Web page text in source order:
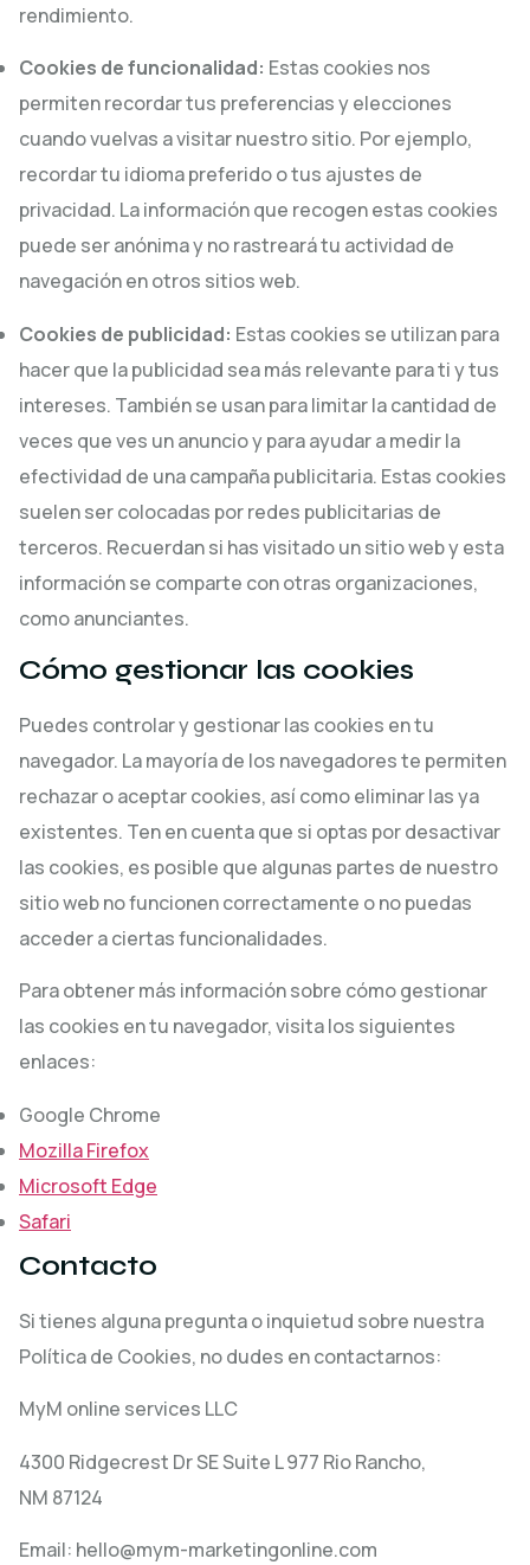
rendimiento.
Cookies de funcionalidad: Estas cookies nos
permiten recordar tus preferencias y elecciones
cuando vuelvas a visitar nuestro sitio. Por ejemplo,
recordar tu idioma preferido o tus ajustes de
privacidad. La información que recogen estas cookies
puede ser anónima y no rastreará tu actividad de
navegación en otros sitios web.
Cookies de publicidad: Estas cookies se utilizan para
hacer que la publicidad sea más relevante para ti y tus
intereses. También se usan para limitar la cantidad de
veces que ves un anuncio y para ayudar a medir la
efectividad de una campaña publicitaria. Estas cookies
suelen ser colocadas por redes publicitarias de
terceros. Recuerdan si has visitado un sitio web y esta
información se comparte con otras organizaciones,
como anunciantes.
Cómo gestionar las cookies
Puedes controlar y gestionar las cookies en tu
navegador. La mayoría de los navegadores te permiten
rechazar o aceptar cookies, así como eliminar las ya
existentes. Ten en cuenta que si optas por desactivar
las cookies, es posible que algunas partes de nuestro
sitio web no funcionen correctamente o no puedas
acceder a ciertas funcionalidades.
Para obtener más información sobre cómo gestionar
las cookies en tu navegador, visita los siguientes
enlaces:
Google Chrome
Mozilla Firefox
Microsoft Edge
Safari
Contacto
Si tienes alguna pregunta o inquietud sobre nuestra
Política de Cookies, no dudes en contactarnos:
MyM online services LLC
4300 Ridgecrest Dr SE Suite L 977 Rio Rancho,
NM 87124
Email: hello@mym-marketingonline.com